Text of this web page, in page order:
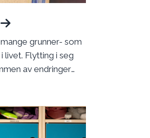
grunner- som
livet. Flytting i seg
av endringer